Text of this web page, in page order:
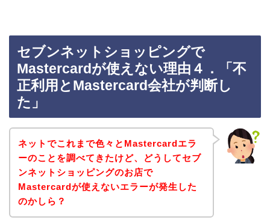
セブンネットショッピングで
Mastercardが使えない理由４．「不
正利用とMastercard会社が判断し
た」
ネットでこれまで色々とMastercardエラ
ーのことを調べてきたけど、どうしてセブ
ンネットショッピングのお店で
Mastercardが使えないエラーが発生した
のかしら？